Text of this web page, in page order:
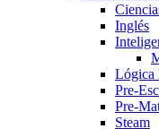
Inglés
Lógica
Pre-
Pre-
Steam